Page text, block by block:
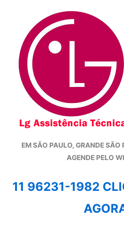
conteúdo
EM SÃO PAULO, GRANDE
AGENDE PELO
11 96231-1982